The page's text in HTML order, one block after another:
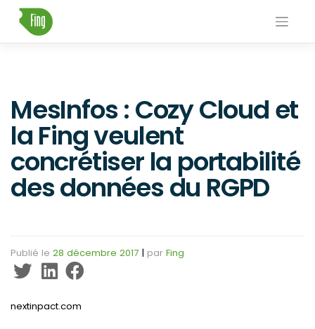
content
MesInfos : Cozy Cloud et
la Fing veulent
concrétiser la portabilité
des données du RGPD
Publié le 28 décembre 2017 | par Fing
nextinpact.com